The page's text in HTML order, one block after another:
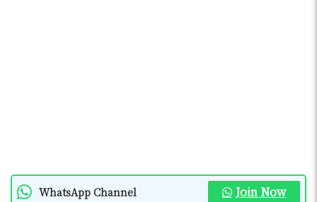
WhatsApp Channel Join Now